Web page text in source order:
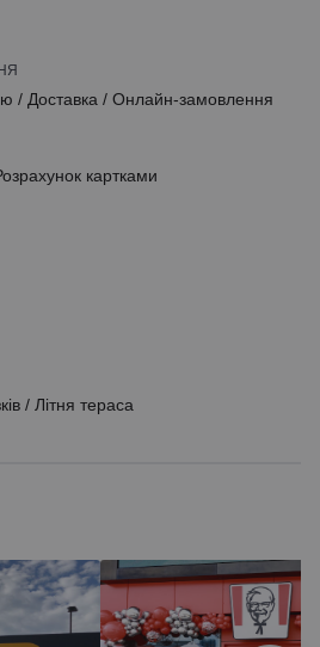
/ Доставка / Онлайн-замовлення
картками
/ Літня тераса